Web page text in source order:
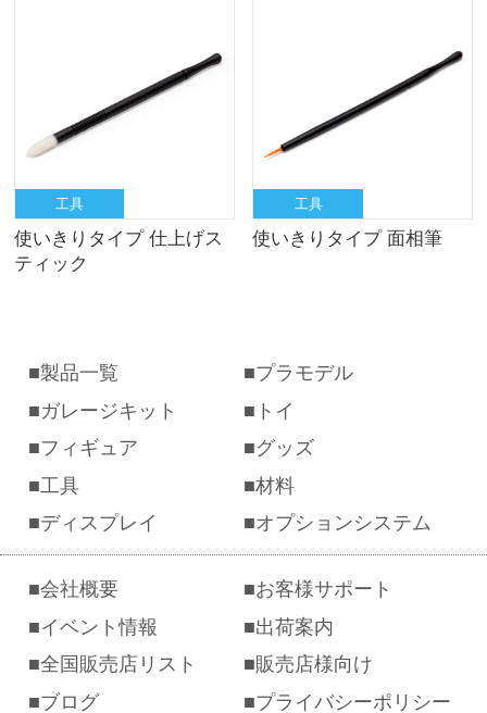
工具
使いきりタイプ 仕上げス
ティック
工具
使いきりタイプ 面相筆
製品一覧
プラモデル
ガレージキット
トイ
フィギュア
グッズ
工具
材料
ディスプレイ
オプションシステム
会社概要
お客様サポート
イベント情報
出荷案内
全国販売店リスト
販売店様向け
ブログ
プライバシーポリシー